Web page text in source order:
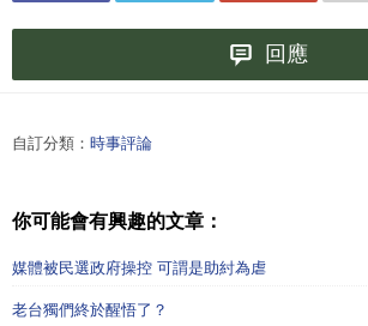
回應
自訂分類： 時事評論
你可能會有興趣的文章：
媒體被民選政府操控 可謂是助紂為虐
老台獨們終於醒悟了？